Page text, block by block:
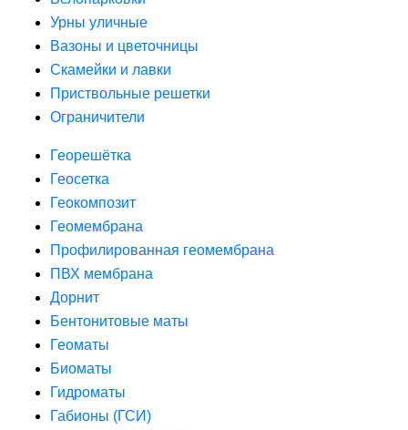
Урны уличные
Вазоны и цветочницы
Скамейки и лавки
Приствольные решетки
Ограничители
Георешётка
Геосетка
Геокомпозит
Геомембрана
Профилированная геомембрана
ПВХ мембрана
Дорнит
Бентонитовые маты
Геоматы
Биоматы
Гидроматы
Габионы (ГСИ)